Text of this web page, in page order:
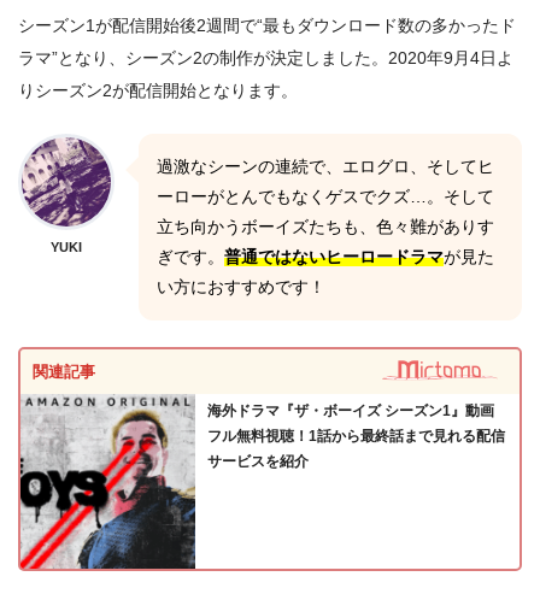
シーズン1が配信開始後2週間で“最もダウンロード数の多かったド
ラマ”となり、シーズン2の制作が決定しました。2020年9月4日よ
りシーズン2が配信開始となります。
YUKI
過激なシーンの連続で、エログロ、そしてヒ
ーローがとんでもなくゲスでクズ…。そして
立ち向かうボーイズたちも、色々難がありす
ぎです。 普通ではないヒーロードラマが見た
い方におすすめです！
関連記事
海外ドラマ『ザ・ボーイズ シーズン1』動画
フル無料視聴！1話から最終話まで見れる配信
サービスを紹介